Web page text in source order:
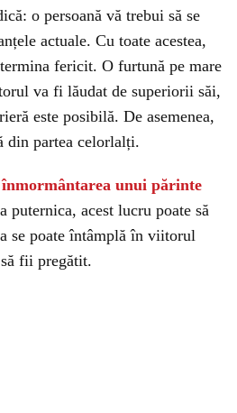
o persoană vă trebui să se
actuale. Cu toate acestea,
fericit. O furtună pe mare
va fi lăudat de superiorii săi,
este posibilă. De asemenea,
din partea celorlalți.
unui părinte
puternica, acest lucru poate să
se poate întâmplă în viitorul
fii pregătit.